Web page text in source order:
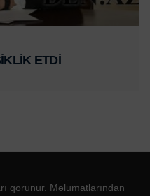
ETDİ
qorunur. Məlumatlarından